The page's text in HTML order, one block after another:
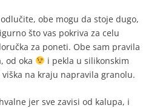
obe mogu da stoje dugo,
što vas pokriva za celu
za poneti. Obe sam pravila
od oka
i pekla u silikonskim
na kraju napravila granolu.
jer sve zavisi od kalupa, i